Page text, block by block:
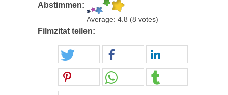
Abstimmen:
Average: 4.8 (8 votes)
Filmzitat teilen: